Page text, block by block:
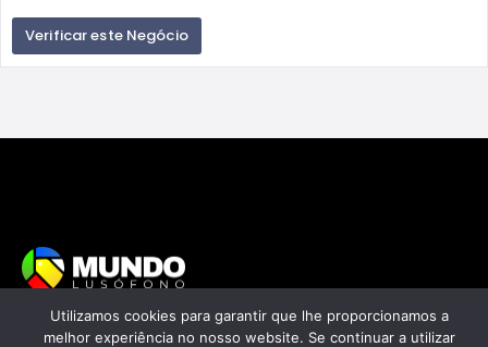
Verificar este Negócio
Mais de 7 milhões de lusófonos
Utilizamos cookies para garantir que lhe proporcionamos a
melhor experiência no nosso website. Se continuar a utilizar